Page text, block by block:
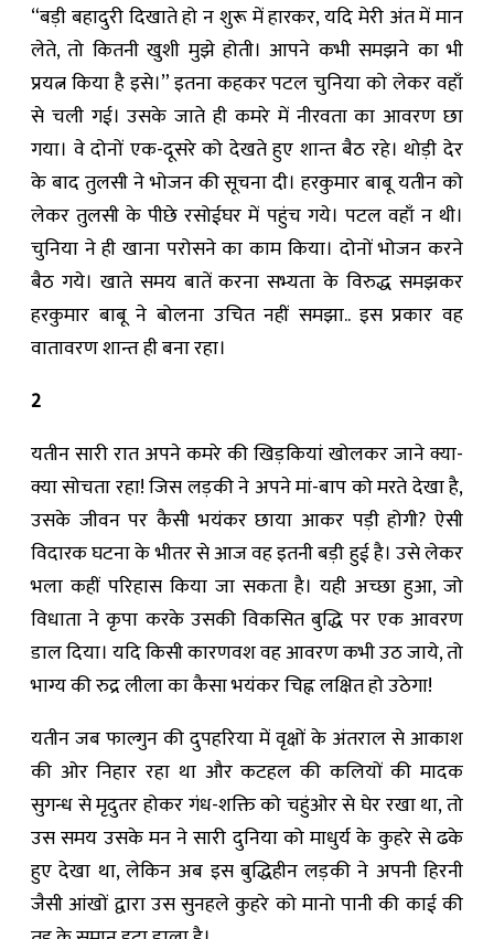
“बड़ी बहादुरी दिखाते हो न शुरू में हारकर, यदि मेरी अंत में मान
लेते, तो कितनी खुशी मुझे होती। आपने कभी समझने का भी
प्रयत्न किया है इसे।” इतना कहकर पटल चुनिया को लेकर वहाँ
से चली गई। उसके जाते ही कमरे में नीरवता का आवरण छा
गया। वे दोनों एक-दूसरे को देखते हुए शान्त बैठ रहे। थोड़ी देर
के बाद तुलसी ने भोजन की सूचना दी। हरकुमार बाबू यतीन को
लेकर तुलसी के पीछे रसोईघर में पहुंच गये। पटल वहाँ न थी।
चुनिया ने ही खाना परोसने का काम किया। दोनों भोजन करने
बैठ गये। खाते समय बातें करना सभ्यता के विरुद्ध समझकर
हरकुमार बाबू ने बोलना उचित नहीं समझा.. इस प्रकार वह
वातावरण शान्त ही बना रहा।
2
यतीन सारी रात अपने कमरे की खिड़कियां खोलकर जाने क्या-
क्या सोचता रहा! जिस लड़की ने अपने मां-बाप को मरते देखा है,
उसके जीवन पर कैसी भयंकर छाया आकर पड़ी होगी? ऐसी
विदारक घटना के भीतर से आज वह इतनी बड़ी हुई है। उसे लेकर
भला कहीं परिहास किया जा सकता है। यही अच्छा हुआ, जो
विधाता ने कृपा करके उसकी विकसित बुद्धि पर एक आवरण
डाल दिया। यदि किसी कारणवश वह आवरण कभी उठ जाये, तो
भाग्य की रुद्र लीला का कैसा भयंकर चिह्न लक्षित हो उठेगा!
यतीन जब फाल्गुन की दुपहरिया में वृक्षों के अंतराल से आकाश
की ओर निहार रहा था और कटहल की कलियों की मादक
सुगन्ध से मृदुतर होकर गंध-शक्ति को चहुंओर से घेर रखा था, तो
उस समय उसके मन ने सारी दुनिया को माधुर्य के कुहरे से ढके
हुए देखा था, लेकिन अब इस बुद्धिहीन लड़की ने अपनी हिरनी
जैसी आंखों द्वारा उस सुनहले कुहरे को मानो पानी की काई की